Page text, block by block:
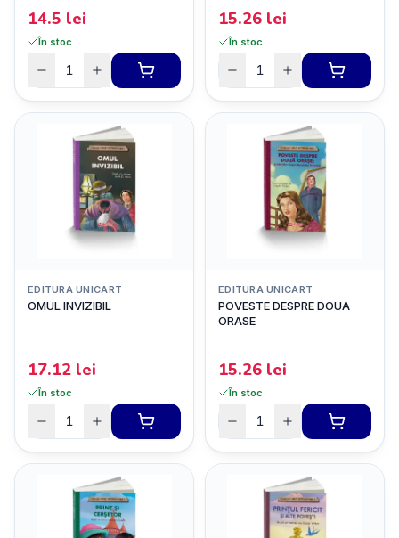
14.5 lei
În stoc
15.26 lei
În stoc
EDITURA UNICART
OMUL INVIZIBIL
17.12 lei
În stoc
EDITURA UNICART
POVESTE DESPRE DOUA
ORASE
15.26 lei
În stoc